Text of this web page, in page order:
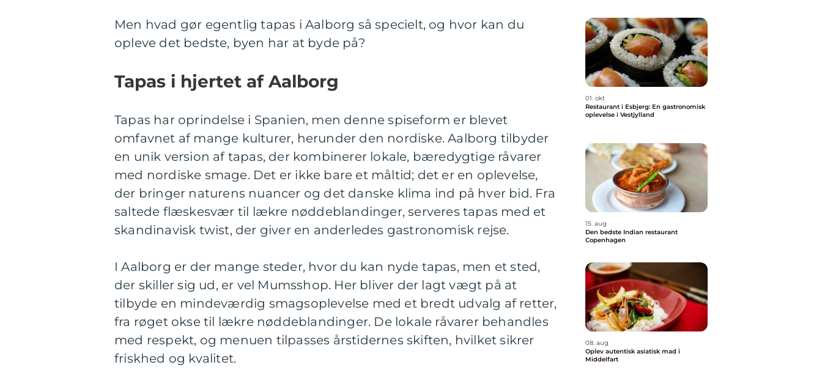
Men hvad gør egentlig tapas i Aalborg så specielt, og hvor kan du
opleve det bedste, byen har at byde på?
Tapas i hjertet af Aalborg
Tapas har oprindelse i Spanien, men denne spiseform er blevet
omfavnet af mange kulturer, herunder den nordiske. Aalborg tilbyder
en unik version af tapas, der kombinerer lokale, bæredygtige råvarer
med nordiske smage. Det er ikke bare et måltid; det er en oplevelse,
der bringer naturens nuancer og det danske klima ind på hver bid. Fra
saltede flæskesvær til lækre nøddeblandinger, serveres tapas med et
skandinavisk twist, der giver en anderledes gastronomisk rejse.
I Aalborg er der mange steder, hvor du kan nyde tapas, men et sted,
der skiller sig ud, er vel Mumsshop. Her bliver der lagt vægt på at
tilbyde en mindeværdig smagsoplevelse med et bredt udvalg af retter,
fra røget okse til lækre nøddeblandinger. De lokale råvarer behandles
med respekt, og menuen tilpasses årstidernes skiften, hvilket sikrer
friskhed og kvalitet.
01. okt
Restaurant i Esbjerg: En gastronomisk
oplevelse i Vestjylland
15. aug
Den bedste Indian restaurant
Copenhagen
08. aug
Oplev autentisk asiatisk mad i
Middelfart